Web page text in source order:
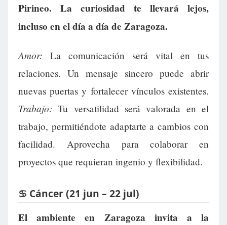
Pirineo. La curiosidad te llevará lejos,
incluso en el día a día de Zaragoza.
Amor: La comunicación será vital en tus
relaciones. Un mensaje sincero puede abrir
nuevas puertas y fortalecer vínculos existentes.
Trabajo: Tu versatilidad será valorada en el
trabajo, permitiéndote adaptarte a cambios con
facilidad. Aprovecha para colaborar en
proyectos que requieran ingenio y flexibilidad.
♋ Cáncer (21 jun – 22 jul)
El ambiente en Zaragoza invita a la